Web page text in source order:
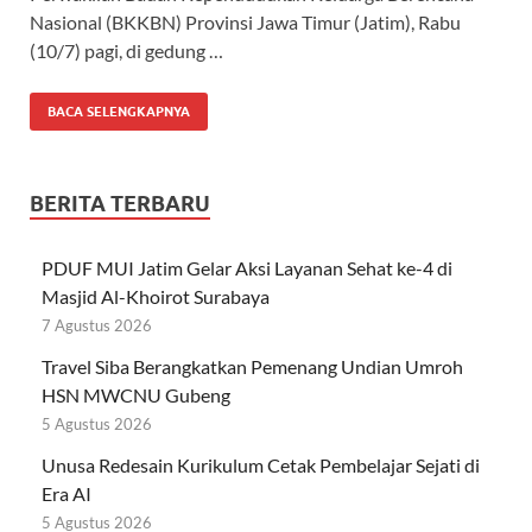
Nasional (BKKBN) Provinsi Jawa Timur (Jatim), Rabu
(10/7) pagi, di gedung …
BACA SELENGKAPNYA
BERITA TERBARU
PDUF MUI Jatim Gelar Aksi Layanan Sehat ke-4 di
Masjid Al-Khoirot Surabaya
7 Agustus 2026
Travel Siba Berangkatkan Pemenang Undian Umroh
HSN MWCNU Gubeng
5 Agustus 2026
Unusa Redesain Kurikulum Cetak Pembelajar Sejati di
Era AI
5 Agustus 2026